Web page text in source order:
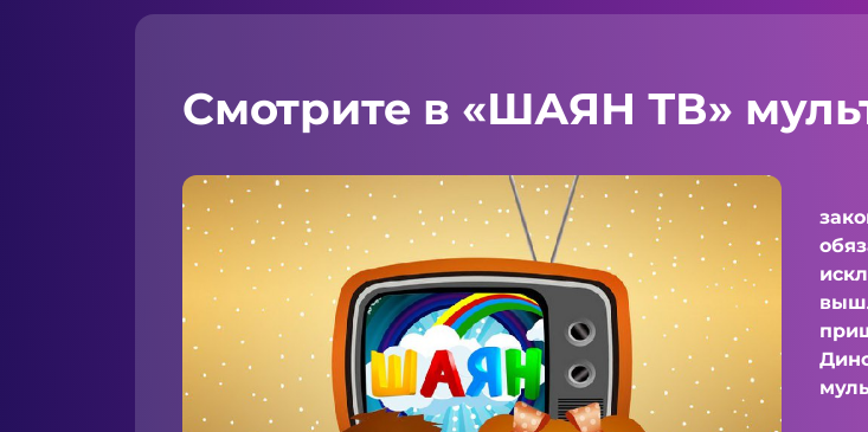
Смотрите в «ШАЯН ТВ»
С
На